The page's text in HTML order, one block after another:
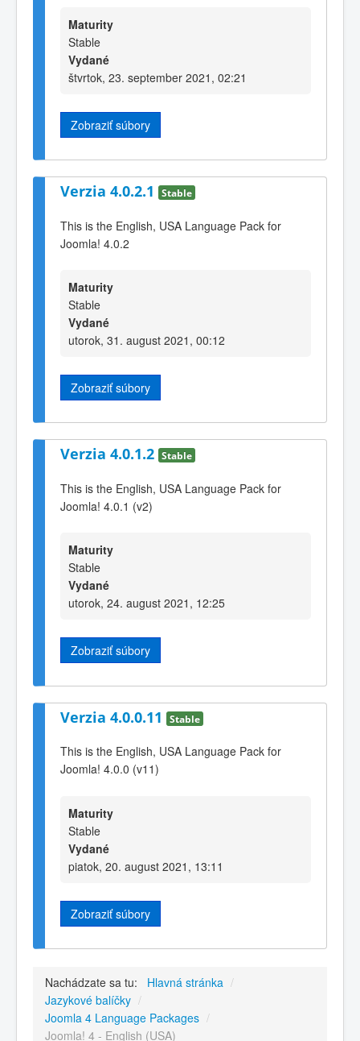
Maturity
Stable
Vydané
štvrtok, 23. september 2021, 02:21
Zobraziť súbory
Verzia 4.0.2.1 Stable
This is the English, USA Language Pack for
Joomla! 4.0.2
Maturity
Stable
Vydané
utorok, 31. august 2021, 00:12
Zobraziť súbory
Verzia 4.0.1.2 Stable
This is the English, USA Language Pack for
Joomla! 4.0.1 (v2)
Maturity
Stable
Vydané
utorok, 24. august 2021, 12:25
Zobraziť súbory
Verzia 4.0.0.11 Stable
This is the English, USA Language Pack for
Joomla! 4.0.0 (v11)
Maturity
Stable
Vydané
piatok, 20. august 2021, 13:11
Zobraziť súbory
Nachádzate sa tu: Hlavná stránka /
Jazykové balíčky /
Joomla 4 Language Packages /
Joomla! 4 - English (USA)